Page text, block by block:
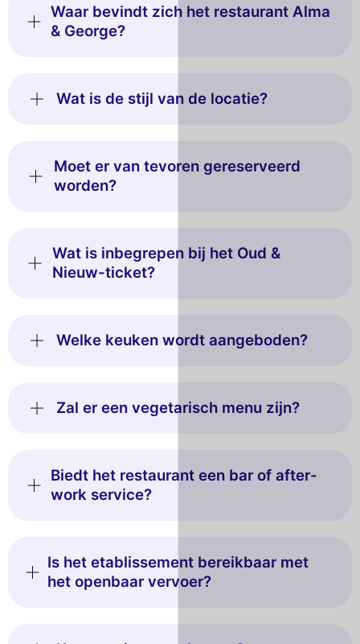
Waar bevindt zich het restaurant Alma
& George?
Wat is de stijl van de locatie?
Moet er van tevoren gereserveerd
worden?
Wat is inbegrepen bij het Oud &
Nieuw-ticket?
Welke keuken wordt aangeboden?
Zal er een vegetarisch menu zijn?
Biedt het restaurant een bar of after-
work service?
Is het etablissement bereikbaar met
het openbaar vervoer?